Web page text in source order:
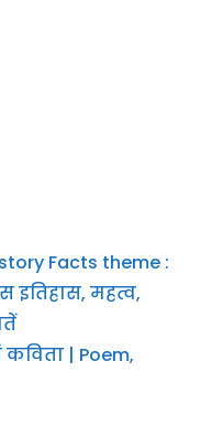
Facts theme :
इतिहास, महत्व,
कविता | Poem,